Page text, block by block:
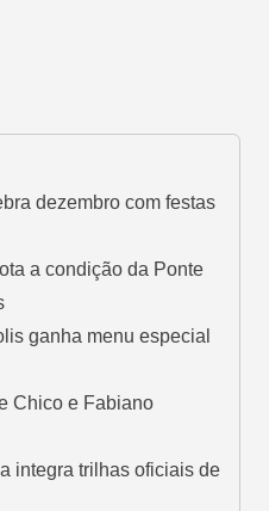
dezembro com festas
a condição da Ponte
ganha menu especial
Chico e Fabiano
integra trilhas oficiais de